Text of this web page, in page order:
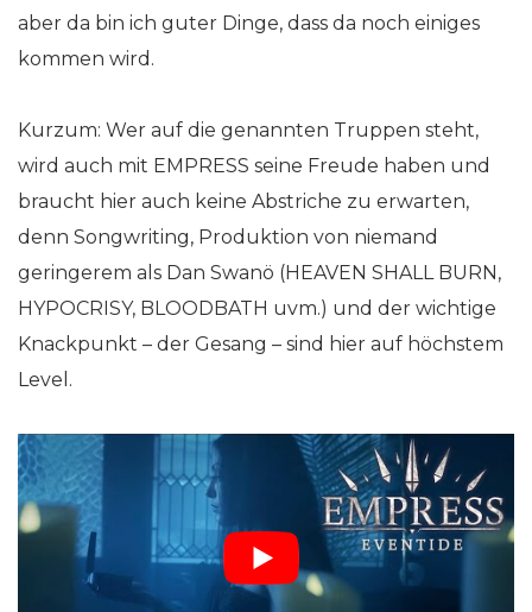
aber da bin ich guter Dinge, dass da noch einiges
kommen wird.
Kurzum: Wer auf die genannten Truppen steht,
wird auch mit EMPRESS seine Freude haben und
braucht hier auch keine Abstriche zu erwarten,
denn Songwriting, Produktion von niemand
geringerem als Dan Swanö (HEAVEN SHALL BURN,
HYPOCRISY, BLOODBATH uvm.) und der wichtige
Knackpunkt – der Gesang – sind hier auf höchstem
Level.